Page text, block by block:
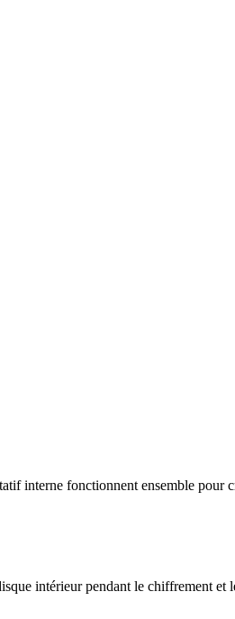
interne fonctionnent ensemble pour
intérieur pendant le chiffrement et